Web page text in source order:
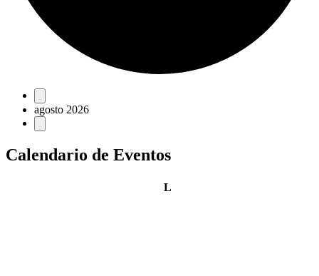
Eventos
agosto 2026
Calendario de Eventos
Llunes